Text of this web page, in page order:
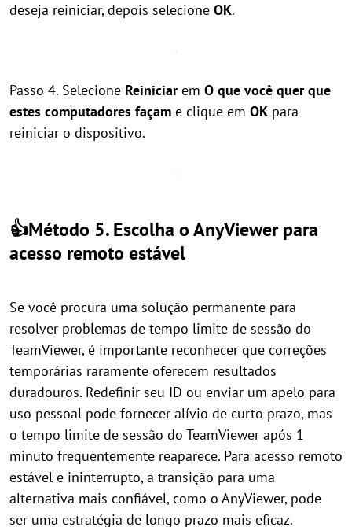
deseja reiniciar, depois selecione OK.
Passo 4. Selecione Reiniciarem O que você quer que
estes computadores façam e clique em OK para
reiniciar o dispositivo.
👍Método 5. Escolha o AnyViewer para
acesso remoto estável
Se você procura uma solução permanente para
resolver problemas de tempo limite de sessão do
TeamViewer, é importante reconhecer que correções
temporárias raramente oferecem resultados
duradouros. Redefinir seu ID ou enviar um apelo para
uso pessoal pode fornecer alívio de curto prazo, mas
o tempo limite de sessão do TeamViewer após 1
minuto frequentemente reaparece. Para acesso remoto
estável e ininterrupto, a transição para uma
alternativa mais confiável, como o AnyViewer, pode
ser uma estratégia de longo prazo mais eficaz.